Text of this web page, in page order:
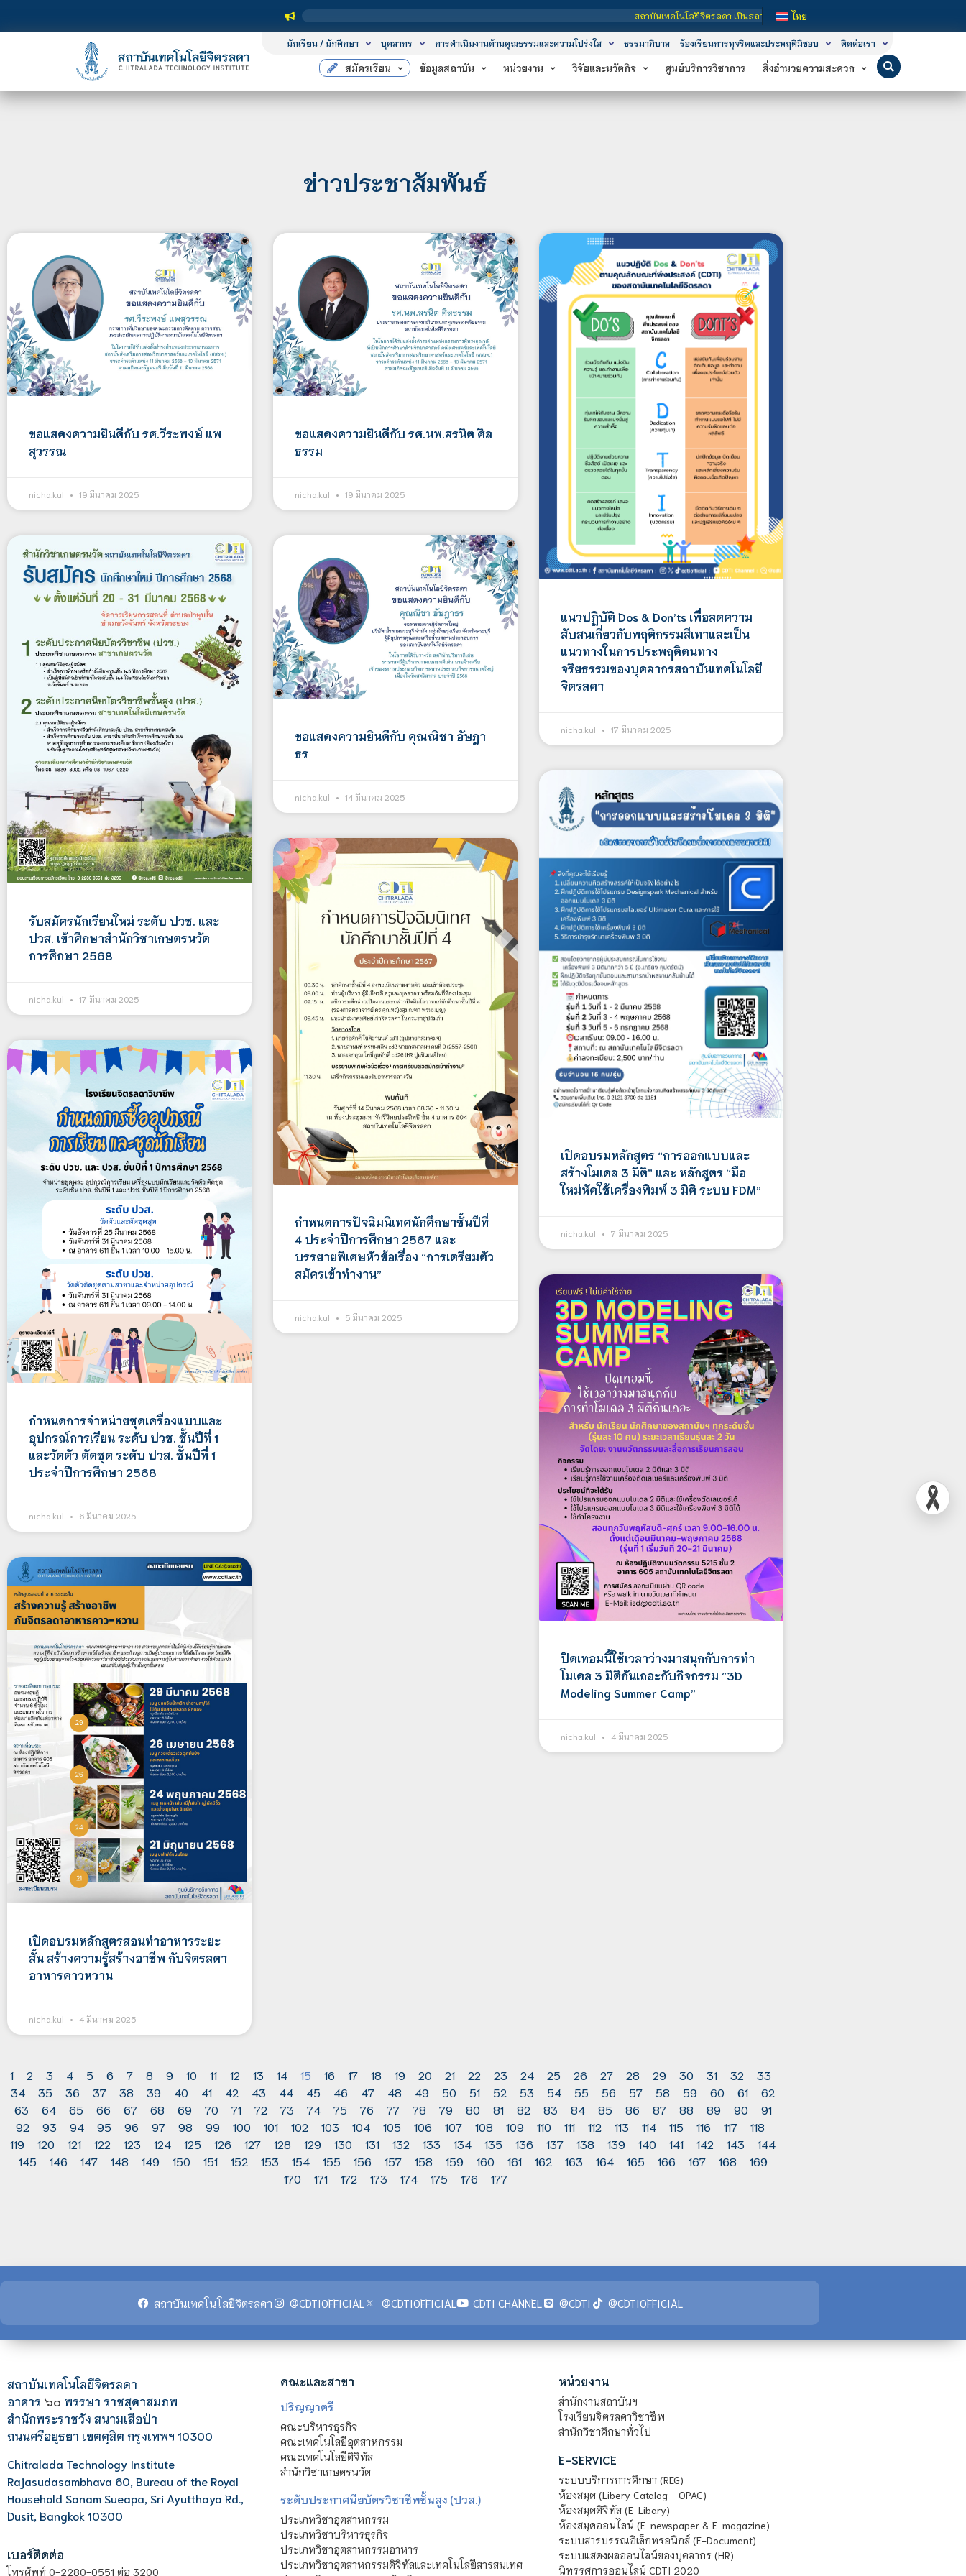
สถาบันเทคโนโลยีจิตรลดา เป็นสถาบันอุดมศึกษาในกำกับของรัฐ เปิดหลักสูตรการเรียนการสอน 3 ระดับ คื
ไทย
นักเรียน / นักศึกษา บุคลากร การดำเนินงานด้านคุณธรรมและความโปร่งใส ธรรมาภิบาล ร้องเรียนการทุจริตและประพฤติมิชอบ ติดต่อเรา
สมัครเรียน ข้อมูลสถาบัน หน่วยงาน วิจัยและนวัตกิจ ศูนย์บริการวิชาการ สิ่งอำนวยความสะดวก
ข่าวประชาสัมพันธ์
ขอแสดงความยินดีกับ รศ.วีระพงษ์ แพ
สุวรรณ
nicha.kul 19 มีนาคม 2025
ขอแสดงความยินดีกับ รศ.นพ.สรนิต ศิล
ธรรม
nicha.kul 19 มีนาคม 2025
แนวปฏิบัติ Dos & Don’ts เพื่อลดความ
สับสนเกี่ยวกับพฤติกรรมสีเทาและเป็น
แนวทางในการประพฤติตนทาง
จริยธรรมของบุคลากรสถาบันเทคโนโลยี
จิตรลดา
nicha.kul 17 มีนาคม 2025
รับสมัครนักเรียนใหม่ ระดับ ปวช. และ
ปวส. เข้าศึกษาสำนักวิชาเกษตรนวัต
การศึกษา 2568
nicha.kul 17 มีนาคม 2025
ขอแสดงความยินดีกับ คุณณิชา อัษฎา
ธร
nicha.kul 14 มีนาคม 2025
เปิดอบรมหลักสูตร “การออกแบบและ
สร้างโมเดล 3 มิติ” และ หลักสูตร “มือ
ใหม่หัดใช้เครื่องพิมพ์ 3 มิติ ระบบ FDM”
nicha.kul 7 มีนาคม 2025
กำหนดการจำหน่ายชุดเครื่องแบบและ
อุปกรณ์การเรียน ระดับ ปวช. ชั้นปีที่ 1
และวัดตัว ตัดชุด ระดับ ปวส. ชั้นปีที่ 1
ประจำปีการศึกษา 2568
nicha.kul 6 มีนาคม 2025
กำหนดการปัจฉิมนิเทศนักศึกษาชั้นปีที่
4 ประจำปีการศึกษา 2567 และ
บรรยายพิเศษหัวข้อเรื่อง “การเตรียมตัว
สมัครเข้าทำงาน”
nicha.kul 5 มีนาคม 2025
ปิดเทอมนี้ใช้เวลาว่างมาสนุกกับการทำ
โมเดล 3 มิติกันเถอะกับกิจกรรม “3D
Modeling Summer Camp”
nicha.kul 4 มีนาคม 2025
เปิดอบรมหลักสูตรสอนทำอาหารระยะ
สั้น สร้างความรู้สร้างอาชีพ กับจิตรลดา
อาหารคาวหวาน
nicha.kul 4 มีนาคม 2025
1 2 3 4 5 6 7 8 9 10 11 12 13 14 15 16 17 18 19 20 21 22 23 24 25 26 27 28 29 30 31 32
33
34
35 36 37 38 39 40 41 42 43 44 45 46 47 48 49 50 51 52 53 54 55 56 57 58 59 60 61
62
63
64 65 66 67 68 69 70 71 72 73 74 75 76 77 78 79 80 81 82 83 84 85 86 87 88 89 90
91
92
93 94 95 96 97 98 99 100 101 102 103 104 105 106 107 108 109 110 111 112 113 114 115 116 117
118
119
120 121 122 123 124 125 126 127 128 129 130 131 132 133 134 135 136 137 138 139 140 141 142 143
144
145
146 147 148 149 150 151 152 153 154 155 156 157 158 159 160 161 162 163 164 165 166 167 168
169
170
171 172 173 174 175 176 177
สถาบันเทคโนโลยีจิตรลดา @CDTIOFFICIAL @CDTIOFFICIAL CDTI CHANNEL @CDTI @CDTIOFFICIAL
สถาบันเทคโนโลยีจิตรลดา
อาคาร ๖๐ พรรษา ราชสุดาสมภพ
สำนักพระราชวัง สนามเสือป่า
ถนนศรีอยุธยา เขตดุสิต กรุงเทพฯ 10300
Chitralada Technology Institute
Rajasudasambhava 60, Bureau of the Royal
Household Sanam Sueapa, Sri Ayutthaya Rd.,
Dusit, Bangkok 10300
เบอร์ติดต่อ
โทรศัพท์ 0-2280-0551 ต่อ 3200
คณะและสาขา
ปริญญาตรี
คณะบริหารธุรกิจ
คณะเทคโนโลยีอุตสาหกรรม
คณะเทคโนโลยีดิจิทัล
สำนักวิชาเกษตรนวัต
ระดับประกาศนียบัตรวิชาชีพชั้นสูง (ปวส.)
ประเภทวิชาอุตสาหกรรม
ประเภทวิชาบริหารธุรกิจ
ประเภทวิชาอุตสาหกรรมอาหาร
ประเภทวิชาอุตสาหกรรมดิจิทัลและเทคโนโลยีสารสนเทศ
หน่วยงาน
สำนักงานสถาบันฯ
โรงเรียนจิตรลดาวิชาชีพ
สำนักวิชาศึกษาทั่วไป
E-SERVICE
ระบบบริการการศึกษา (REG)
ห้องสมุด (Libery Catalog - OPAC)
ห้องสมุดดิจิทัล (E-Libary)
ห้องสมุดออนไลน์ (E-newspaper & E-magazine)
ระบบสารบรรณอิเล็กทรอนิกส์ (E-Document)
ระบบแสดงผลออนไลน์ของบุคลากร (HR)
นิทรรศการออนไลน์ CDTI 2020